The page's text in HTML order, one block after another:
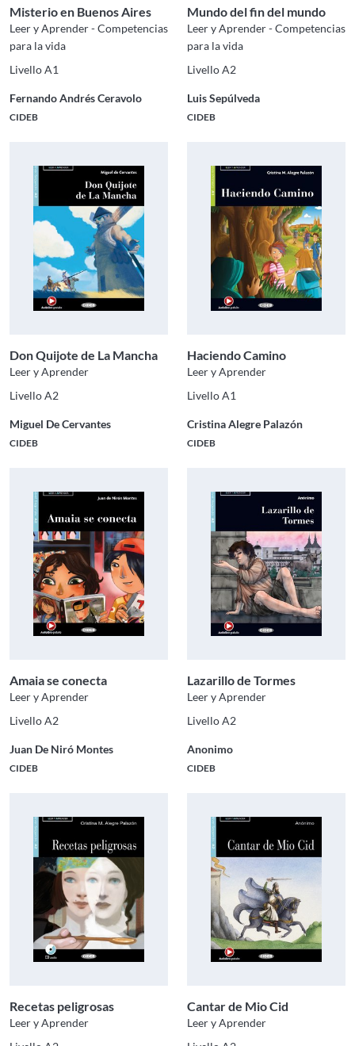
Misterio en Buenos Aires
Leer y Aprender - Competencias
para la vida
Livello A1
Fernando Andrés Ceravolo
CIDEB
Mundo del fin del mundo
Leer y Aprender - Competencias
para la vida
Livello A2
Luis Sepúlveda
CIDEB
Don Quijote de La Mancha
Leer y Aprender
Livello A2
Miguel De Cervantes
CIDEB
Haciendo Camino
Leer y Aprender
Livello A1
Cristina Alegre Palazón
CIDEB
Amaia se conecta
Leer y Aprender
Livello A2
Juan De Niró Montes
CIDEB
Lazarillo de Tormes
Leer y Aprender
Livello A2
Anonimo
CIDEB
Recetas peligrosas
Leer y Aprender
Cantar de Mio Cid
Leer y Aprender